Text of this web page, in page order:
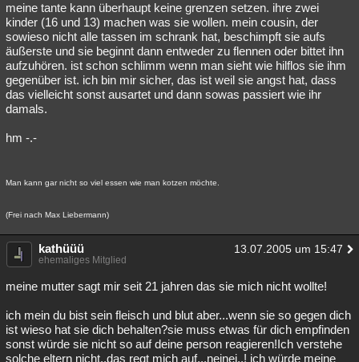
meine tante kann überhaupt keine grenzen setzen. ihre zwei
kinder (16 und 13) machen was sie wollen. mein cousin, der
sowieso nicht alle tassen im schrank hat, beschimpft sie aufs
äußerste und sie beginnt dann entweder zu flennen oder bittet ihn
aufzuhören. ist schon schlimm wenn man sieht wie hilflos sie ihm
gegenüber ist. ich bin mir sicher, das ist weil sie angst hat, dass
das vielleicht sonst ausartet und dann sowas passiert wie ihr
damals.
hm -.-
Man kann gar nicht so viel essen wie man kotzen möchte.
(Frei nach Max Liebermann)
kathüüü 13.07.2005 um 15:47
ehemaliges Mitglied
meine mutter sagt mir seit 21 jahren das sie mich nicht wollte!
ich mein du bist sein fleisch und blut aber...wenn sie so gegen dich
ist wieso hat sie dich behalten?sie muss etwas für dich empfinden
sonst würde sie nicht so auf deine person reagieren!Ich verstehe
solche eltern nicht..das regt mich auf,..nejnej..! ich würde meine